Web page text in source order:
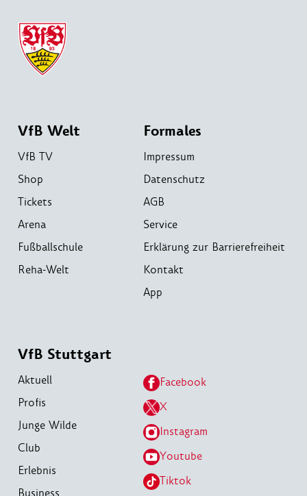
VfB Welt
VfB TV
Shop
Tickets
Arena
Fußballschule
Reha-Welt
Formales
Impressum
Datenschutz
AGB
Service
Erklärung zur Barrierefreiheit
Kontakt
App
VfB Stuttgart
Aktuell
Profis
Junge Wilde
Club
Erlebnis
Facebook
X
Instagram
Youtube
Tiktok